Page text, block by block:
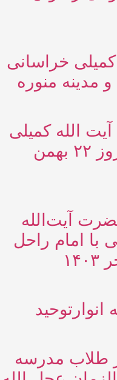
خراسانی
مدینه منوره
الله کمیلی
در راهپیمایی روز ۲۲ بهمن
آیت‌الله
با امام راحل
طلاب مدرسه